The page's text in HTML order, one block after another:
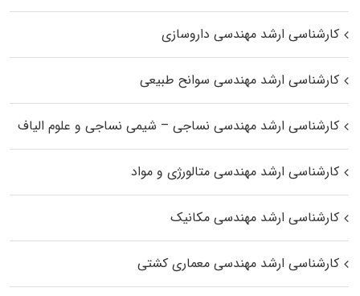
کارشناسی ارشد مهندسی داروسازی
کارشناسی ارشد مهندسی سوانح طبیعی
کارشناسی ارشد مهندسی نساجی – شیمی نساجی و علوم الیاف
کارشناسی ارشد مهندسی متالورژی و مواد
کارشناسی ارشد مهندسی مکانیک
کارشناسی ارشد مهندسی معماری کشتی